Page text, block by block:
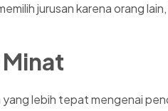
jurusan karena orang
lebih tepat mengenai